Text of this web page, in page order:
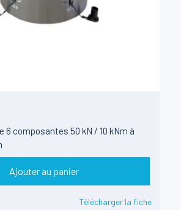
6 composantes 50 kN / 10 kNm à
Ajouter au panier
Télécharger la fiche